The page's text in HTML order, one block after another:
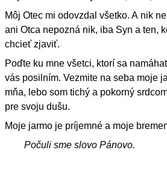
Môj Otec mi odovzdal všetko. A nik
ani Otca nepozná nik, iba Syn a ten,
chcieť zjaviť.
Poďte ku mne všetci, ktorí sa
vás posilním. Vezmite na seba moje
mňa, lebo som tichý a pokorný
pre svoju dušu.
Moje jarmo je príjemné a moje
Počuli sme slovo Pánovo.